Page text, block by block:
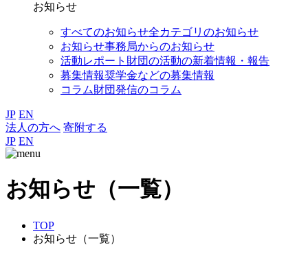
お知らせ
すべてのお知らせ全カテゴリのお知らせ
お知らせ事務局からのお知らせ
活動レポート 財団の活動の新着情報・報告
募集情報奨学金などの募集情報
コラム財団発信のコラム
JP EN
法人の方へ 寄附する
JP EN
お知らせ（一覧）
TOP
お知らせ（一覧）